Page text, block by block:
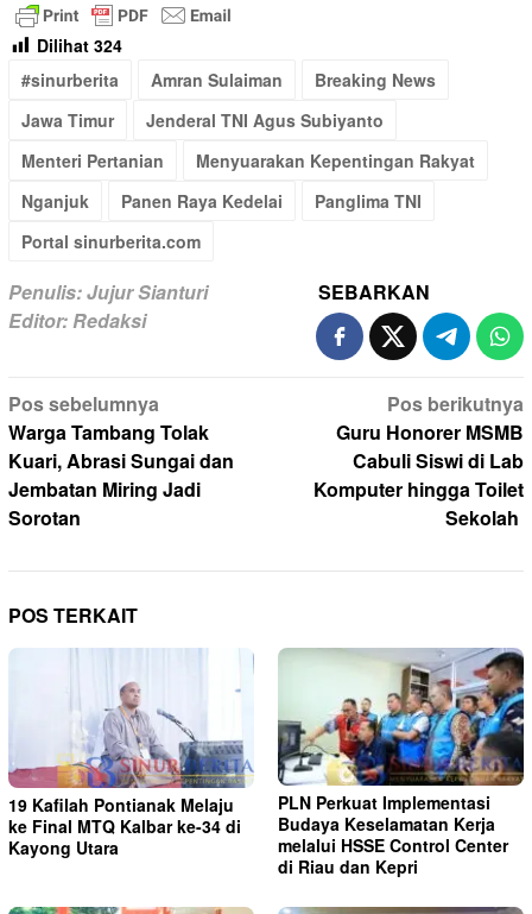
Dilihat 324
#sinurberita
Amran Sulaiman
Breaking News
Jawa Timur
Jenderal TNI Agus Subiyanto
Menteri Pertanian
Menyuarakan Kepentingan Rakyat
Nganjuk
Panen Raya Kedelai
Panglima TNI
Portal sinurberita.com
Penulis: Jujur Sianturi
Editor: Redaksi
SEBARKAN
Navigasi
pos
Pos sebelumnya
Warga Tambang Tolak
Kuari, Abrasi Sungai dan
Jembatan Miring Jadi
Sorotan
Pos berikutnya
Guru Honorer MSMB
Cabuli Siswi di Lab
Komputer hingga Toilet
Sekolah
POS TERKAIT
19 Kafilah Pontianak Melaju
ke Final MTQ Kalbar ke-34 di
Kayong Utara
PLN Perkuat Implementasi
Budaya Keselamatan Kerja
melalui HSSE Control Center
di Riau dan Kepri